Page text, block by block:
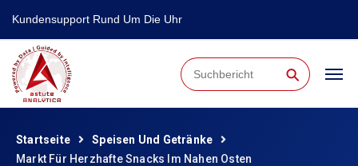
Kundensupport Rund Um Die Uhr
⚲
Startseite
Speisen Und Getränke
Markt Für Herzhafte Snacks Im Nahen Osten